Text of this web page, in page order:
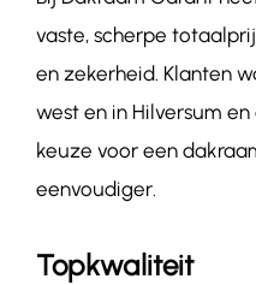
vaste, scherpe
en zekerheid. Klanten
west en in Hilversum
keuze voor een
eenvoudiger.
Topkwaliteit